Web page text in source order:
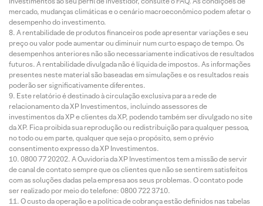
mercado, mudanças climáticas e o cenário macroeconômico podem afetar o
desempenho do investimento.
A rentabilidade de produtos financeiros pode apresentar variações e seu
preço ou valor pode aumentar ou diminuir num curto espaço de tempo. Os
desempenhos anteriores não são necessariamente indicativos de resultados
futuros. A rentabilidade divulgada não é líquida de impostos. As informações
presentes neste material são baseadas em simulações e os resultados reais
poderão ser significativamente diferentes.
Este relatório é destinado à circulação exclusiva para a rede de
relacionamento da XP Investimentos, incluindo assessores de
investimentos da XP e clientes da XP, podendo também ser divulgado no site
da XP. Fica proibida sua reprodução ou redistribuição para qualquer pessoa,
no todo ou em parte, qualquer que seja o propósito, sem o prévio
consentimento expresso da XP Investimentos.
0800 77 20202. A Ouvidoria da XP Investimentos tem a missão de servir
de canal de contato sempre que os clientes que não se sentirem satisfeitos
com as soluções dadas pela empresa aos seus problemas. O contato pode
ser realizado por meio do telefone: 0800 722 3710.
O custo da operação e a política de cobrança estão definidos nas tabelas